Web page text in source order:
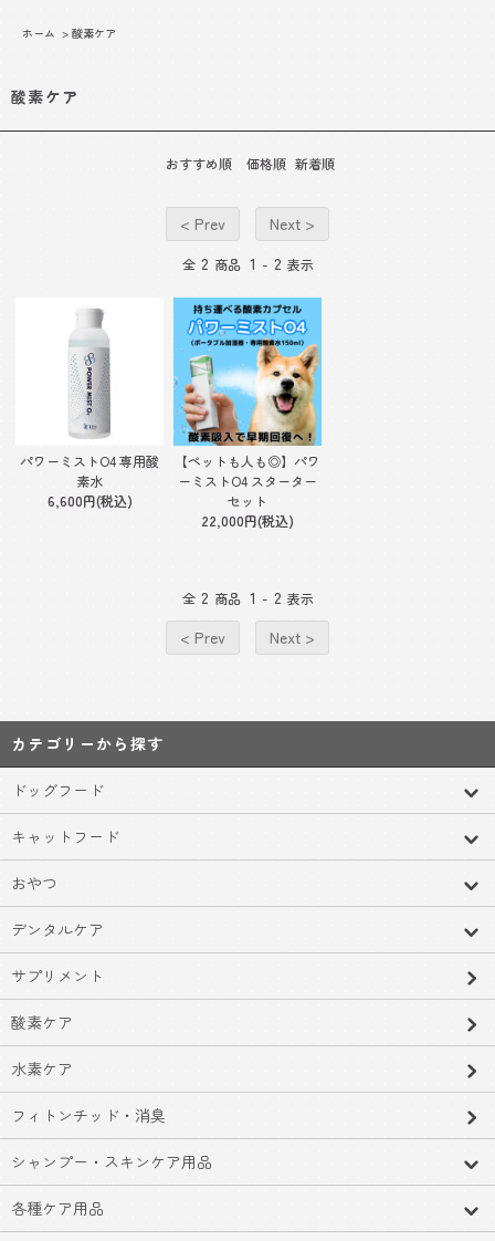
ホーム > 酸素ケア
酸素ケア
おすすめ順 価格順 新着順
< Prev Next >
全 2 商品 1 - 2 表示
パワーミストO4 専用酸
素水
6,600円(税込)
【ペットも人も◎】パワ
ーミストO4 スターター
セット
22,000円(税込)
全 2 商品 1 - 2 表示
< Prev Next >
カテゴリーから探す
ドッグフード
キャットフード
おやつ
デンタルケア
サプリメント
酸素ケア
水素ケア
フィトンチッド・消臭
シャンプー・スキンケア用品
各種ケア用品